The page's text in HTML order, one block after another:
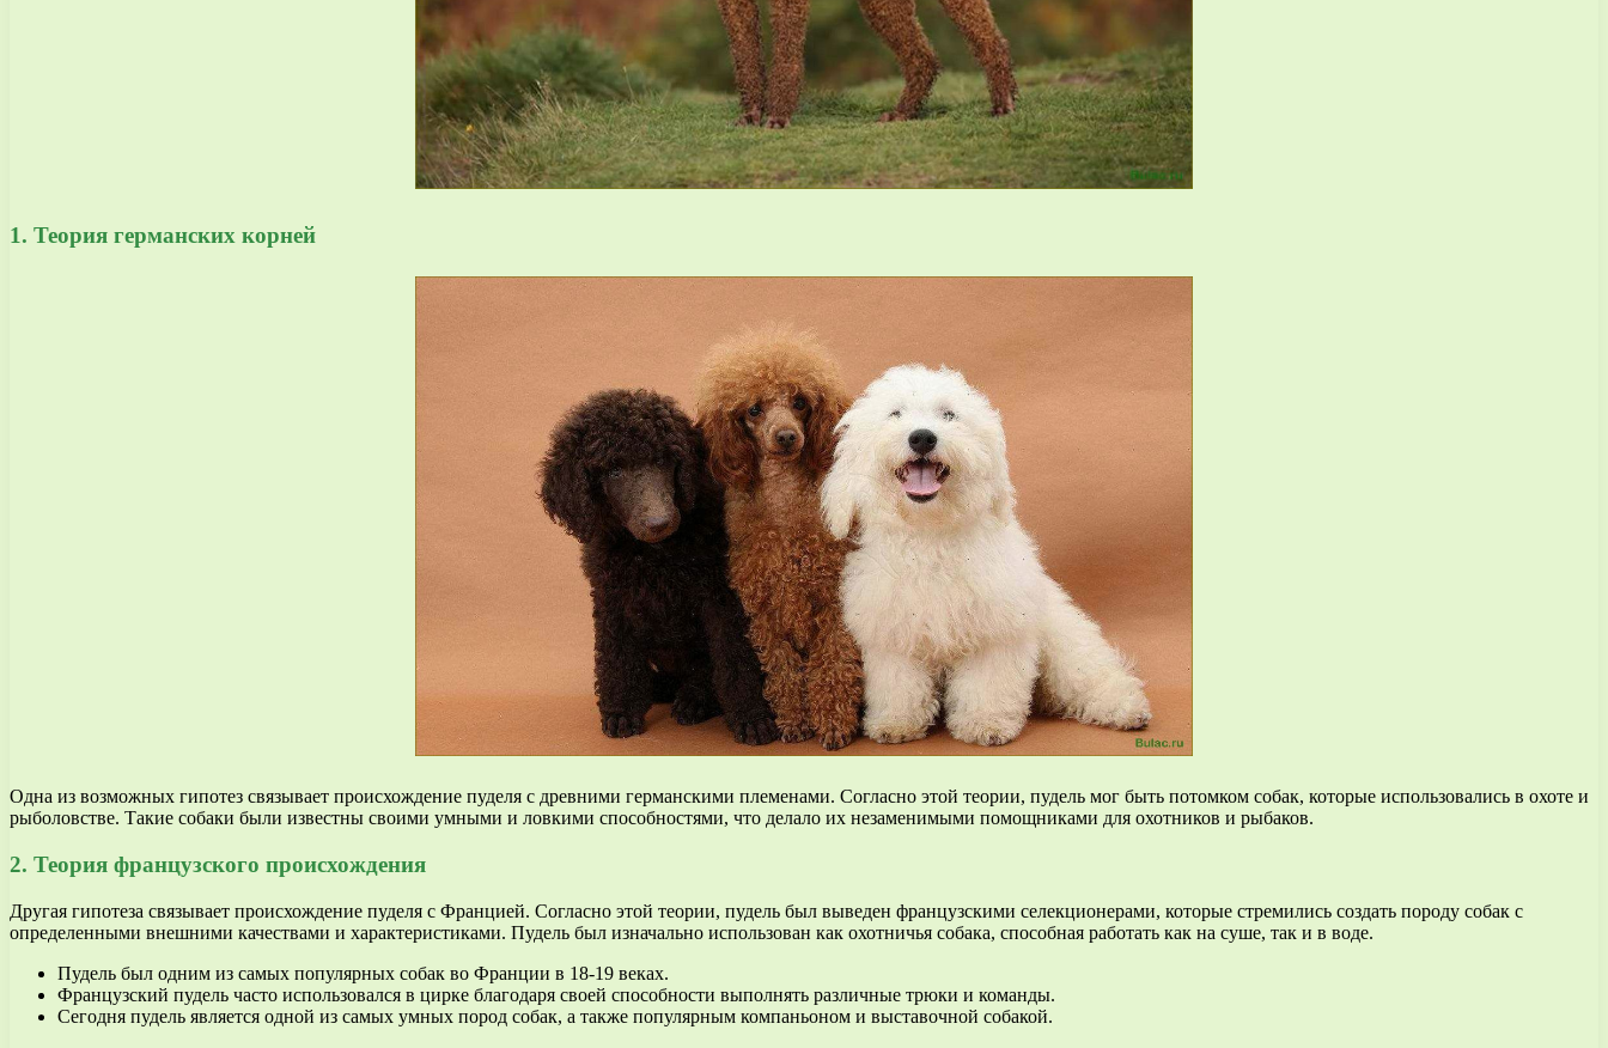
1. Теория германских корней
Одна из возможных гипотез связывает происхождение пуделя с древними германскими племенами. Согласно этой теории, пудель мог быть потомком собак, которые использовались в охоте и
рыболовстве. Такие собаки были известны своими умными и ловкими способностями, что делало их незаменимыми помощниками для охотников и рыбаков.
2. Теория французского происхождения
Другая гипотеза связывает происхождение пуделя с Францией. Согласно этой теории, пудель был выведен французскими селекционерами, которые стремились создать породу собак с
определенными внешними качествами и характеристиками. Пудель был изначально использован как охотничья собака, способная работать как на суше, так и в воде.
Пудель был одним из самых популярных собак во Франции в 18-19 веках.
Французский пудель часто использовался в цирке благодаря своей способности выполнять различные трюки и команды.
Сегодня пудель является одной из самых умных пород собак, а также популярным компаньоном и выставочной собакой.